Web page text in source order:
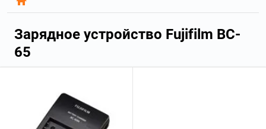
Зарядное устройство Fujifilm BC-
65